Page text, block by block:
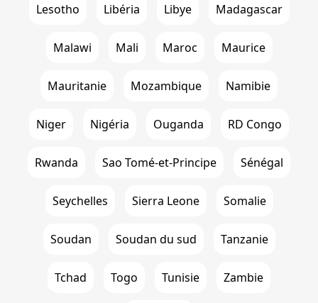
Lesotho Libéria Libye Madagascar
Malawi Mali Maroc Maurice
Mauritanie Mozambique Namibie
Niger Nigéria Ouganda RD Congo
Rwanda Sao Tomé-et-Principe Sénégal
Seychelles Sierra Leone Somalie
Soudan Soudan du sud Tanzanie
Tchad Togo Tunisie Zambie